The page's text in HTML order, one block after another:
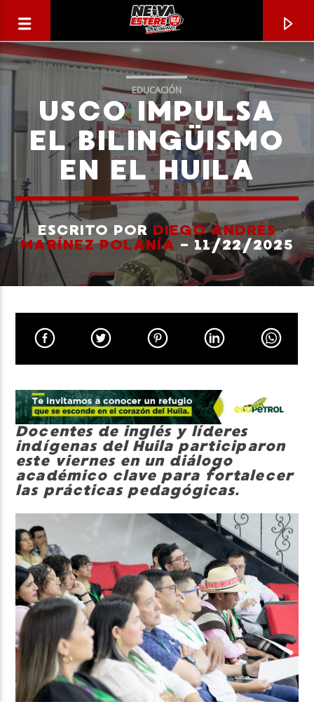
CANCIÓN ACTUAL
TÍTULO
Neiva Estereo
EDUCACIÓN
USCO IMPULSA
EL BILINGÜISMO
EN EL HUILA
ESCRITO POR DIEGO ANDRÉS
MARÍNEZ POLANÍA - 11/22/2025
Docentes de inglés y líderes
indígenas del Huila participaron
este viernes en un diálogo
académico clave para fortalecer
las prácticas pedagógicas.